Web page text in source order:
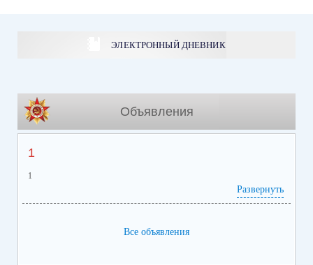
ЭЛЕКТРОННЫЙ ДНЕВНИК
Объявления
1
1
Развернуть
Все объявления